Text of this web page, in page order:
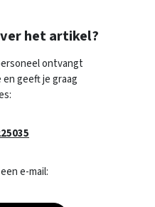
het artikel?
ontvangt
geeft je graag
e-mail: